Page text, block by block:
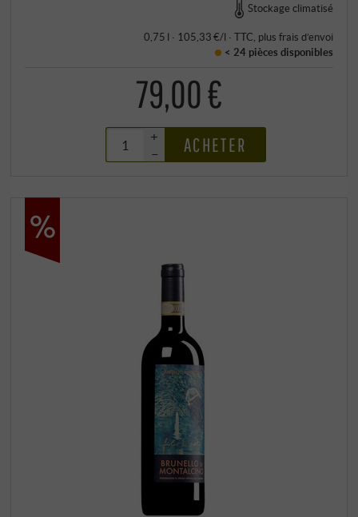
Stockage climatisé
0,75 l · 105,33 €/l · TTC, plus frais d’envoi
< 24 pièces disponibles
79,00 €
+
–
ACHETER